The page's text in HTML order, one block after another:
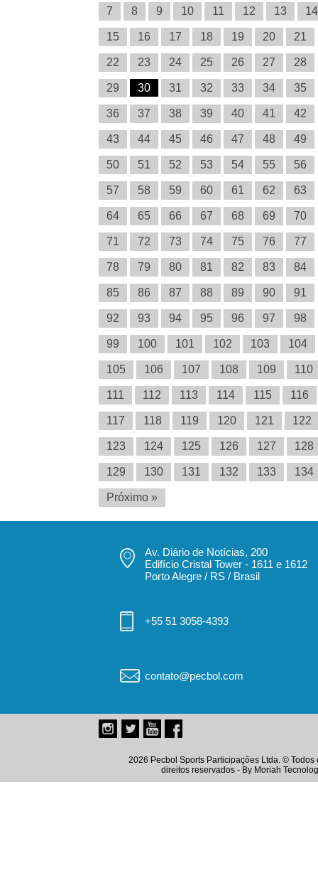
7 8 9 10 11 12 13 14
15 16 17 18 19 20 21
22 23 24 25 26 27 28
29 30 31 32 33 34 35
36 37 38 39 40 41 42
43 44 45 46 47 48 49
50 51 52 53 54 55 56
57 58 59 60 61 62 63
64 65 66 67 68 69 70
71 72 73 74 75 76 77
78 79 80 81 82 83 84
85 86 87 88 89 90 91
92 93 94 95 96 97 98
99 100 101 102 103 104
105 106 107 108 109 110
111 112 113 114 115 116
117 118 119 120 121 122
123 124 125 126 127 128
129 130 131 132 133 134
Próximo »
Av. Diário de Notícias, 200
Edifício Cristal Tower - 1611 e 1612
Porto Alegre / RS / Brasil
+55 51 3058-4393
contato@pecbol.com
2026 Pecbol Sports Participações Ltda. © Todos
direitos reservados - By Moriah